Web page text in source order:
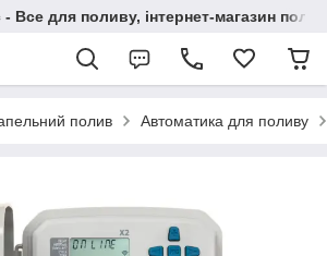
Все для поливу, інтернет-магазин
полив Автоматика для поливу